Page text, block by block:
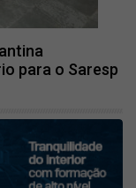
para o Saresp